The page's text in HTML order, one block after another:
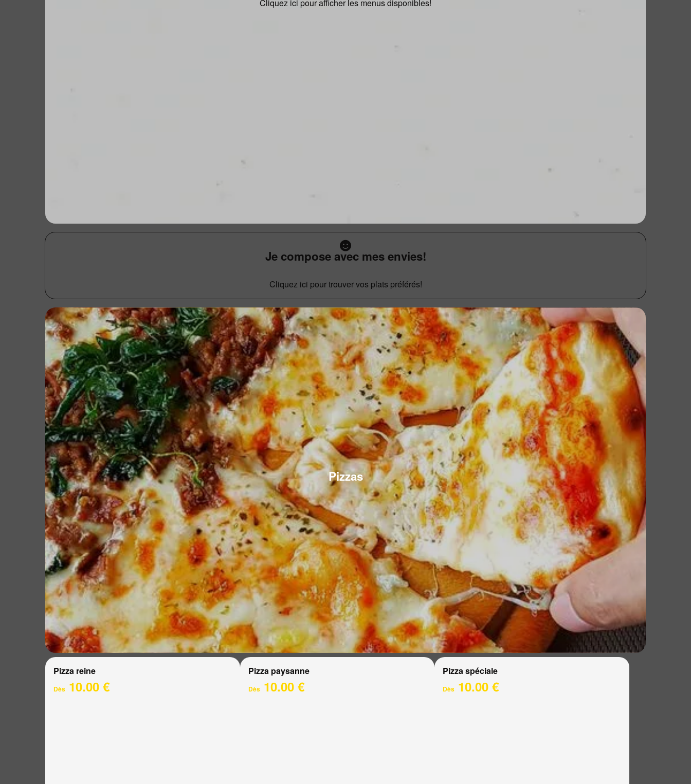
Cliquez ici pour afficher les menus disponibles!
Je compose avec mes envies!
Cliquez ici pour trouver vos plats préférés!
Pizzas
Pizza reine
Dès 10.00 €
Pizza paysanne
Dès10.00 €
Pizza spéciale
Dès 10.00 €